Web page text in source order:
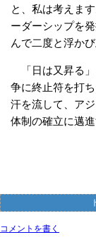
と、私は考えま
ーダーシップを
んで二度と浮か
「日は又昇る」
争に終止符を打
汗を流して、ア
体制の確立に邁
コメントを書く